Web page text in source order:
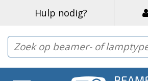
Hulp nodig?